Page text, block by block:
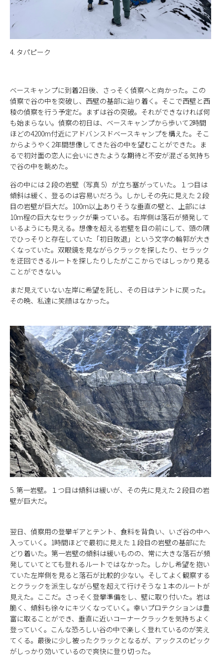
4. タパピーク
ベースキャンプに到着2日後、さっそく偵察へと向かった。この
偵察で谷の中を突破し、西壁の基部に辿り着く。そこで西壁と西
稜の偵察を行う予定だ。まずは谷の突破。それができなければ何
も始まらない。偵察の初日は、ベースキャンプから歩いて2時間
ほどの4200m付近にアドバンスドベースキャンプを構えた。そこ
からようやく2年間想像してきた谷の中を望むことができた。ま
るで初対面の恋人に会いにきたような期待と不安が混ざる気持ち
で谷の中を眺めた。
谷の中には２段の岩壁（写真 5）が立ち塞がっていた。１つ目は
傾斜は緩く、登るのは容易いだろう。しかしその先に見えた２段
目の岩壁が巨大だ。100m以上ありそうな垂直の壁と、上部には
10m程の巨大なセラックが乗っている。右岸側は落石が頻発して
いるようにも見える。想像を超える岩壁を目の前にして、頭の隅
でひっそりと存在していた「初日敗退」という文字の輪郭が大き
くなっていた。双眼鏡を見ながらクラックを探したり、セラック
を迂回できるルートを探したりしたがここからではしっかり見る
ことができない。
まだ見えていない左岸に希望を託し、その日はテントに戻った。
その晩、私達に笑顔はなかった。
5. 第一岩壁。１つ目は傾斜は緩いが、その先に見えた２段目の岩
壁が巨大だ。
翌日、偵察用の登攀ギアとテント、食料を背負い、いざ谷の中へ
入っていく。1時間ほどで最初に見えた１段目の岩壁の基部にた
どり着いた。第一岩壁の傾斜は緩いものの、常に大きな落石が頻
発していてとても登れるルートではなかった。しかし希望を抱い
ていた左岸側を見ると落石が比較的少ない。そしてよく観察する
とクラックを派生しながら壁を超えて行けそうな１本のルートが
見えた。ここだ。さっそく登攀準備をし、壁に取り付いた。岩は
脆く、傾斜も徐々にキツくなっていく。幸いプロテクションは豊
富に取ることができ、垂直に近いコーナークラックを気持ちよく
登っていく。こんな恐ろしい谷の中で楽しく登れているのが笑え
てくる。最後に少し被ったクラックとなるが、アックスのピック
がしっかり効いているので爽快に登り切った。